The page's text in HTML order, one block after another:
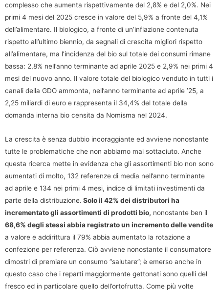
complesso che aumenta rispettivamente del 2,8% e del 2,0%. Nei
primi 4 mesi del 2025 cresce in valore del 5,9% a fronte del 4,1%
dell’alimentare. Il biologico, a fronte di un’inflazione contenuta
rispetto all’ultimo biennio, da segnali di crescita migliori rispetto
all’alimentare, ma l’incidenza del bio sul totale dei consumi rimane
bassa: 2,8% nell’anno terminante ad aprile 2025 e 2,9% nei primi 4
mesi del nuovo anno. Il valore totale del biologico venduto in tutti i
canali della GDO ammonta, nell’anno terminante ad aprile ’25, a
2,25 miliardi di euro e rappresenta il 34,4% del totale della
domanda interna bio censita da Nomisma nel 2024.
La crescita è senza dubbio incoraggiante ed avviene nonostante
tutte le problematiche che non abbiamo mai sottaciuto. Anche
questa ricerca mette in evidenza che gli assortimenti bio non sono
aumentati di molto, 132 referenze di media nell’anno terminante
ad aprile e 134 nei primi 4 mesi, indice di limitati investimenti da
parte della distribuzione. Solo il 42% dei distributori ha
incrementato gli assortimenti di prodotti bio, nonostante ben il
68,6% degli stessi abbia registrato un incremento delle vendite
a valore e addirittura il 79% abbia aumentato la rotazione a
confezione per referenza. Ciò avviene nonostante il consumatore
dimostri di premiare un consumo “salutare”; è emerso anche in
questo caso che i reparti maggiormente gettonati sono quelli del
fresco ed in particolare quello dell’ortofrutta. Come più volte